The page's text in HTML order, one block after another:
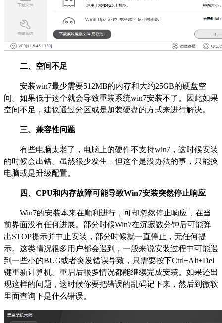
二、空间不足
安装win7最少需要512MB的内存和大约25GB的硬盘空
间。如果低于这个就会导致重装系统win7安装不了。因此如果
空间不足，建议通过分区或是加装硬盘的方式来进行解决。
三、兼容性问题
有些电脑太老了，电脑上的硬件不支持win7，这时候安装
的时候会出错。虽然很少发生，但这个是没办法的事，只能换
电脑或是升级配置。
四、CPU和内存故障可能导致Win7安装突然停止响应
Win7的安装本来在顺利进行，可却忽然停止响应，在当
前界面没有任何进展。部分时候Win7在沉寂数分钟后可能弹
出STOP提示并中止安装，部分时候就一直停止，无任何提
示。这类情况很多用户都会遇到，一般来说安装过程中可能遇
到一些小的BUG或者突发错误导致，只需要按下Ctrl+Alt+Del
键重新计算机。重启后很多情况都能继续完成安装。如果还出
现这样的问题，这时候你要把错误的乱码记下来，然后到微软
里面查询下是什么错误。